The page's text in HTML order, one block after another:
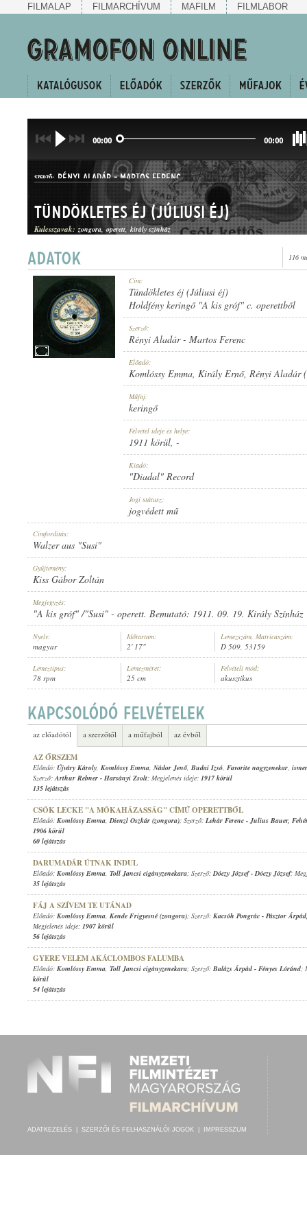
FILMALAP FILMARCHÍVUM MAFILM FILMLABOR
00:00 00:00
ELŐADÓ: KOMLÓSSY EMMA,KIRÁLY ERNŐ,RÉNYI ALADÁR (ZONGORA)
SZERZŐ: RÉNYI ALADÁR-MARTOS FERENC
KERINGŐ
1911 KÖRÜL
D 509
Tündökletes éj (Júliusi éj)
Kulcsszavak: zongora operett király színház
116
Cím:
Tündökletes éj (Júliusi éj)
Holdfény keringő "A kis gróf" c. operettből
Szerző:
Rényi Aladár- Martos Ferenc
Előadó:
Komlóssy Emma, Király Ernő, Rényi Aladár
Műfaj:
keringő
Felvétel ideje és helye:
1911 körül, -
Kiadó:
"Diadal" Record
Jogi státusz:
jogvédett mű
Címfordítás:
Walzer aus "Susi"
Gyűjtemény:
Kiss Gábor Zoltán
Megjegyzés:
"A kis gróf" /"Susi" - operett. Bemutató: 1911. 09. 19. Király Színház
Nyelv:
magyar
Időtartam:
2' 17"
Lemezszám, Matricaszám:
D 509, 53159
Lemeztípus:
78 rpm
Lemezméret:
25 cm
Felvételi mód:
akusztikus
az előadótól a szerzőtől a műfajból az évből
AZ ŐRSZEM
Előadó: Újváry Károly, Komlóssy Emma, Nádor Jenő, Budai Izsó, Favorite nagyzenekar,
Szerző:Arthur Rebner - Harsányi Zsolt; Megjelenés ideje: 1917 körül
135 lejátszás
CSÓK LECKE "A MÓKAHÁZASSÁG" CÍMŰ OPERETTBŐL
Előadó: Komlóssy Emma,Dienzl Oszkár (zongora); Szerző: Lehár Ferenc -Julius Bauer,
1906 körül
60 lejátszás
DARUMADÁR ÚTNAK INDUL
Előadó: Komlóssy Emma, Toll Jancsi cigányzenekara; Szerző:Dóczy József-Dóczy József;
35 lejátszás
FÁJ A SZÍVEM TE UTÁNAD
Előadó: Komlóssy Emma, Kende Frigyesné (zongora); Szerző: Kacsóh Pongrác - Pásztor Árpád
Megjelenés ideje: 1907 körül
56 lejátszás
GYERE VELEM AKÁCLOMBOS FALUMBA
Előadó: Komlóssy Emma, Toll Jancsi cigányzenekara; Szerző: Balázs Árpád - Fényes Lóránd;
körül
54 lejátszás
ADATKEZELÉS SZERZŐI ÉS FELHASZNÁLÓI JOGOK IMPRESSZUM